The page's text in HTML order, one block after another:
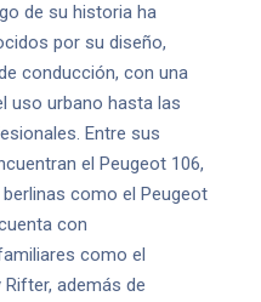
de su historia ha
por su diseño,
conducción, con una
uso urbano hasta las
Entre sus
el Peugeot 106,
como el Peugeot
con
como el
además de